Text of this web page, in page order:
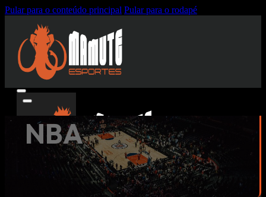
Pular para o conteúdo principal Pular para o rodapé
NBA